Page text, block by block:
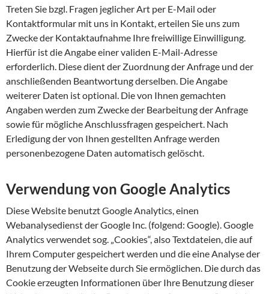
Treten Sie bzgl. Fragen jeglicher Art per E-Mail oder
Kontaktformular mit uns in Kontakt, erteilen Sie uns zum
Zwecke der Kontaktaufnahme Ihre freiwillige Einwilligung.
Hierfür ist die Angabe einer validen E-Mail-Adresse
erforderlich. Diese dient der Zuordnung der Anfrage und der
anschließenden Beantwortung derselben. Die Angabe
weiterer Daten ist optional. Die von Ihnen gemachten
Angaben werden zum Zwecke der Bearbeitung der Anfrage
sowie für mögliche Anschlussfragen gespeichert. Nach
Erledigung der von Ihnen gestellten Anfrage werden
personenbezogene Daten automatisch gelöscht.
Verwendung von Google Analytics
Diese Website benutzt Google Analytics, einen
Webanalysedienst der Google Inc. (folgend: Google). Google
Analytics verwendet sog. „Cookies“, also Textdateien, die auf
Ihrem Computer gespeichert werden und die eine Analyse der
Benutzung der Webseite durch Sie ermöglichen. Die durch das
Cookie erzeugten Informationen über Ihre Benutzung dieser